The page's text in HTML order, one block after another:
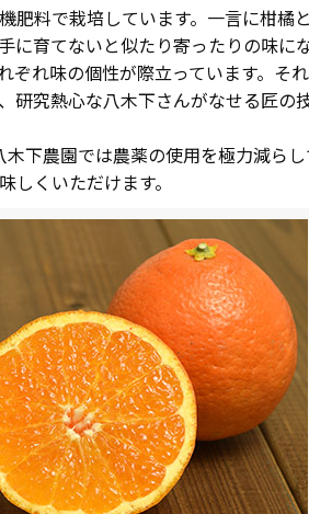
肥料で栽培しています。一言に柑橘
に育てないと似たり寄ったりの味に
ぞれ味の個性が際立っています。そ
究熱心な八木下さんがなせる匠の技
下農園では農薬の使用を極力減らし
しくいただけます。